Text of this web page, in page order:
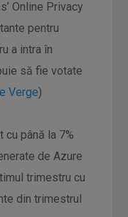
Online Privacy
pentru
a intra în
să fie votate
Verge)
până la 7%
de Azure
trimestru cu
din trimestrul